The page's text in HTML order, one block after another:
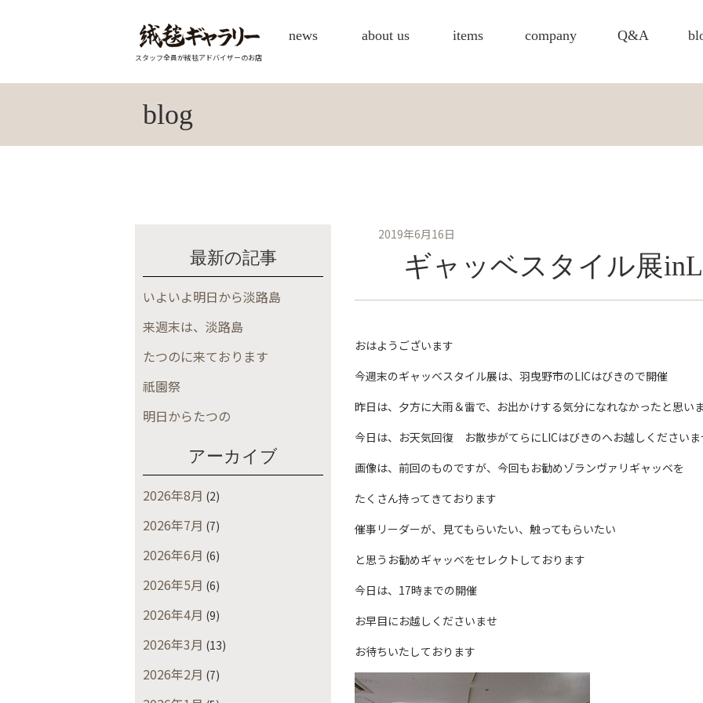
スタッフ全員が絨毯アドバイザーのお店
news about us items company Q&A
blog
最新の記事
いよいよ明日から淡路島
来週末は、淡路島
たつのに来ております
祇園祭
明日からたつの
アーカイブ
2026年8月 (2)
2026年7月 (7)
2026年6月 (6)
2026年5月 (6)
2026年4月 (9)
2026年3月 (13)
2026年2月 (7)
2019年6月16日
ギャッベスタイル展
おはようございます
今週末のギャッベスタイル展は、羽曳野市のLICはびきので開催
昨日は、夕方に大雨＆雷で、お出かけする気分になれなかったと思い
今日は、お天気回復 お散歩がてらにLICはびきのへお越しください
画像は、前回のものですが、今回もお勧めゾランヴァリギャッベを
たくさん持ってきております
催事リーダーが、見てもらいたい、触ってもらいたい
と思うお勧めギャッベをセレクトしております
今日は、17時までの開催
お早目にお越しくださいませ
お待ちいたしております